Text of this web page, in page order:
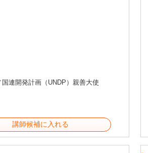
国連開発計画（UNDP）親善大使
講師候補に入れる